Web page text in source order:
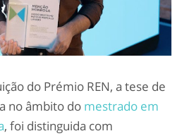
do Prémio REN, a tese de
no âmbito do mestrado em
, foi distinguida com